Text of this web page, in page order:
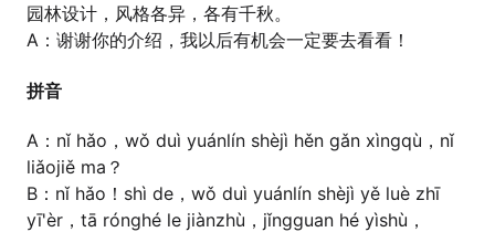
园林设计，风格各异，各有千秋。
A：谢谢你的介绍，我以后有机会一定要去看看！
拼音
A：nǐ hǎo，wǒ duì yuánlín shèjì hěn gǎn xìngqù，nǐ
liǎojiě ma？
B：nǐ hǎo！shì de，wǒ duì yuánlín shèjì yě luè zhī
yī'èr，tā rónghé le jiànzhù，jǐngguan hé yìshù，